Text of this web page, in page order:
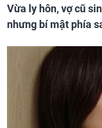
Vừa ly hôn, vợ cũ
nhưng bí mật phía